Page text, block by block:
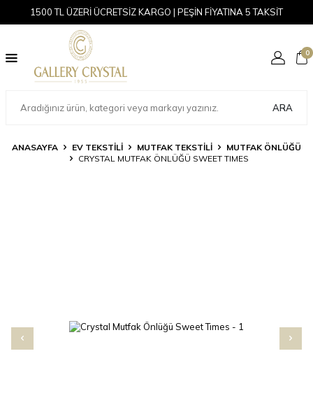
1500 TL ÜZERİ ÜCRETSİZ KARGO | PEŞİN FİYATINA 5 TAKSİT
ARA
0
ANASAYFA EV TEKSTİLİ MUTFAK TEKSTILI
MUTFAK ÖNLÜĞÜ
CRYSTAL MUTFAK ÖNLÜĞÜ SWEET TIMES